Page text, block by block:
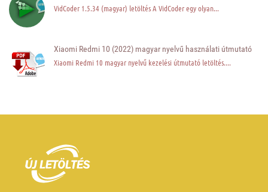
VidCoder 1.5.34 (magyar) letöltés A VidCoder egy olyan...
Xiaomi Redmi 10 (2022) magyar nyelvű használati útmutató
Xiaomi Redmi 10 magyar nyelvű kezelési útmutató letöltés....